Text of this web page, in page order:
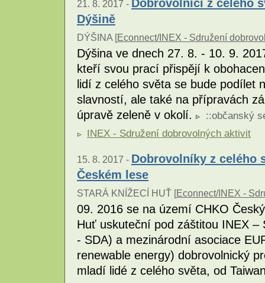
21. 8. 2017 - Dobrovolníci z celého
Dýšině
DÝŠINA [Econnect/INEX - Sdružení
Dýšina ve dnech 27. 8. - 10. 9.
kteří svou prací přispějí k
lidí z celého světa se bude podílet
slavností, ale také na přípravách
úpravě zeleně v okolí.
::občanský
INEX - Sdružení dobrovolných aktivit
15. 8. 2017 - Dobrovolníky z celého
Českém lese
STARÁ KNÍŽECÍ HUŤ [Econnect/INEX -
09. 2016 se na území CHKO
Huť uskuteční pod záštitou INEX –
- SDA) a mezinárodní asociace
renewable energy) dobrovolnický
mladí lidé z celého světa, od